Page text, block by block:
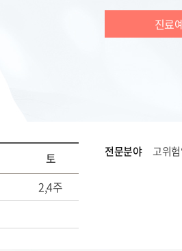
진료
토
2,4주
전문분야 고위